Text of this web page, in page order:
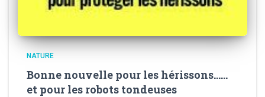
NATURE
Bonne nouvelle pour les hérissons……
et pour les robots tondeuses